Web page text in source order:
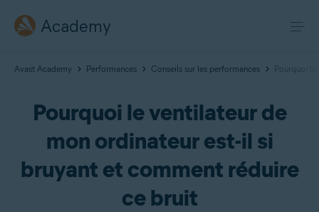
Academy
Avast Academy Performances Conseils sur les performances Pourquoi
Pourquoi le ventilateur de
mon ordinateur est-il si
bruyant et comment réduire
ce bruit